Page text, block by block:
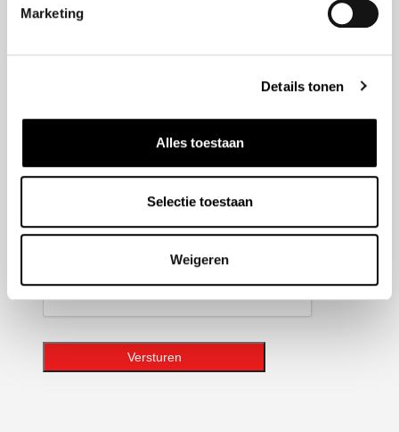
Marketing
Details tonen
Alles toestaan
Selectie toestaan
Weigeren
Meld u aan voor onze nieuwsbrief en blijf altijd op de
E-
CAPTCHA
Versturen